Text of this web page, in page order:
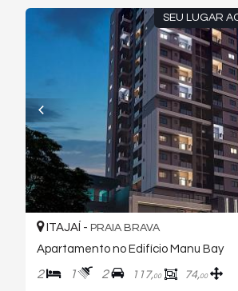
SEU LUGAR
ITAJAÍ - PRAIA BRAVA
Apartamento no Edifício Manu Bay
2 1 2 117,00 74,00